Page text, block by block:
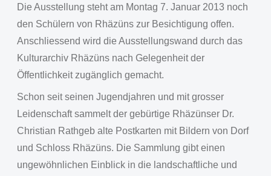
Die Ausstellung steht am Montag 7. Januar 2013 noch
den Schülern von Rhäzüns zur Besichtigung offen.
Anschliessend wird die Ausstellungswand durch das
Kulturarchiv Rhäzüns nach Gelegenheit der
Öffentlichkeit zugänglich gemacht.
Schon seit seinen Jugendjahren und mit grosser
Leidenschaft sammelt der gebürtige Rhäzünser Dr.
Christian Rathgeb alte Postkarten mit Bildern von Dorf
und Schloss Rhäzüns. Die Sammlung gibt einen
ungewöhnlichen Einblick in die landschaftliche und